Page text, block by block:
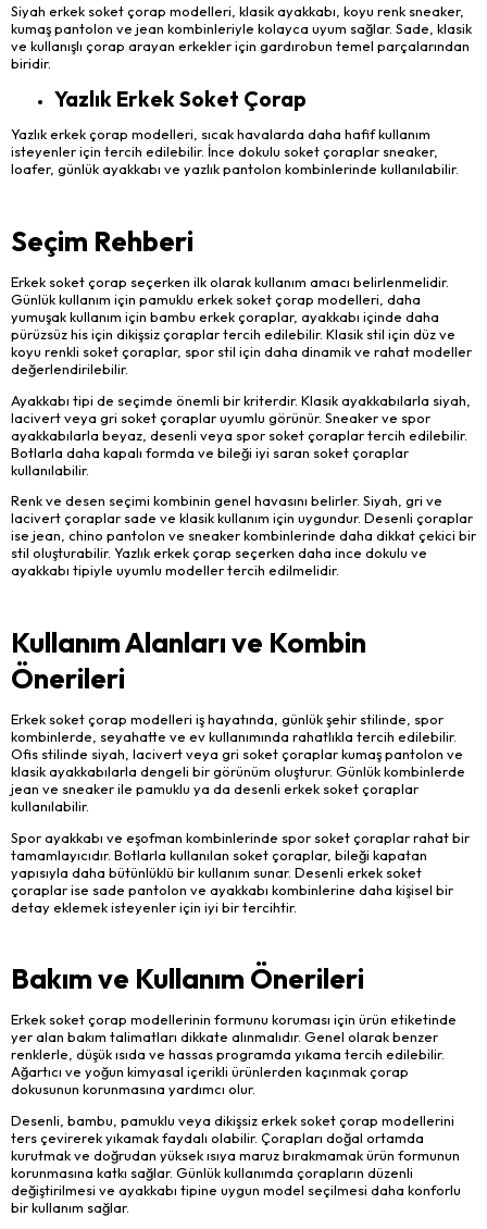
Siyah erkek soket çorap modelleri, klasik ayakkabı, koyu renk sneaker,
kumaş pantolon ve jean kombinleriyle kolayca uyum sağlar. Sade, klasik
ve kullanışlı çorap arayan erkekler için gardırobun temel parçalarından
biridir.
Yazlık Erkek Soket Çorap
Yazlık erkek çorap modelleri, sıcak havalarda daha hafif kullanım
isteyenler için tercih edilebilir. İnce dokulu soket çoraplar sneaker,
loafer, günlük ayakkabı ve yazlık pantolon kombinlerinde kullanılabilir.
Seçim Rehberi
Erkek soket çorap seçerken ilk olarak kullanım amacı belirlenmelidir.
Günlük kullanım için pamuklu erkek soket çorap modelleri, daha
yumuşak kullanım için bambu erkek çoraplar, ayakkabı içinde daha
pürüzsüz his için dikişsiz çoraplar tercih edilebilir. Klasik stil için düz ve
koyu renkli soket çoraplar, spor stil için daha dinamik ve rahat modeller
değerlendirilebilir.
Ayakkabı tipi de seçimde önemli bir kriterdir. Klasik ayakkabılarla siyah,
lacivert veya gri soket çoraplar uyumlu görünür. Sneaker ve spor
ayakkabılarla beyaz, desenli veya spor soket çoraplar tercih edilebilir.
Botlarla daha kapalı formda ve bileği iyi saran soket çoraplar
kullanılabilir.
Renk ve desen seçimi kombinin genel havasını belirler. Siyah, gri ve
lacivert çoraplar sade ve klasik kullanım için uygundur. Desenli çoraplar
ise jean, chino pantolon ve sneaker kombinlerinde daha dikkat çekici bir
stil oluşturabilir. Yazlık erkek çorap seçerken daha ince dokulu ve
ayakkabı tipiyle uyumlu modeller tercih edilmelidir.
Kullanım Alanları ve Kombin
Önerileri
Erkek soket çorap modelleri iş hayatında, günlük şehir stilinde, spor
kombinlerde, seyahatte ve ev kullanımında rahatlıkla tercih edilebilir.
Ofis stilinde siyah, lacivert veya gri soket çoraplar kumaş pantolon ve
klasik ayakkabılarla dengeli bir görünüm oluşturur. Günlük kombinlerde
jean ve sneaker ile pamuklu ya da desenli erkek soket çoraplar
kullanılabilir.
Spor ayakkabı ve eşofman kombinlerinde spor soket çoraplar rahat bir
tamamlayıcıdır. Botlarla kullanılan soket çoraplar, bileği kapatan
yapısıyla daha bütünlüklü bir kullanım sunar. Desenli erkek soket
çoraplar ise sade pantolon ve ayakkabı kombinlerine daha kişisel bir
detay eklemek isteyenler için iyi bir tercihtir.
Bakım ve Kullanım Önerileri
Erkek soket çorap modellerinin formunu koruması için ürün etiketinde
yer alan bakım talimatları dikkate alınmalıdır. Genel olarak benzer
renklerle, düşük ısıda ve hassas programda yıkama tercih edilebilir.
Ağartıcı ve yoğun kimyasal içerikli ürünlerden kaçınmak çorap
dokusunun korunmasına yardımcı olur.
Desenli, bambu, pamuklu veya dikişsiz erkek soket çorap modellerini
ters çevirerek yıkamak faydalı olabilir. Çorapları doğal ortamda
kurutmak ve doğrudan yüksek ısıya maruz bırakmamak ürün formunun
korunmasına katkı sağlar. Günlük kullanımda çorapların düzenli
değiştirilmesi ve ayakkabı tipine uygun model seçilmesi daha konforlu
bir kullanım sağlar.